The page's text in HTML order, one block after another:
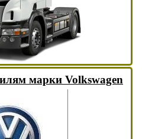
марки Volkswagen